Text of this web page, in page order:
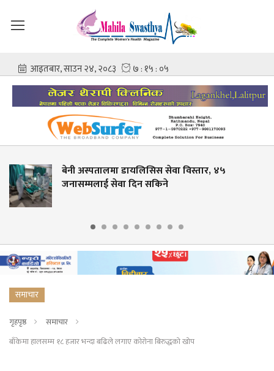
डायलिसिस सेवा विस्तार, ४५
दिन सकिने
समाचार
गृहपृष्ठ
समाचार
बाँकेमा हालसम्म १८ हजार भन्दा बढिले लगाए कोरोना बिरुद्धको खोप